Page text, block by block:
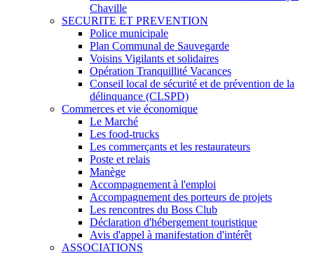
Chaville
SECURITE ET PREVENTION
Police municipale
Plan Communal de Sauvegarde
Voisins Vigilants et solidaires
Opération Tranquillité Vacances
Conseil local de sécurité et de prévention de la
délinquance (CLSPD)
Commerces et vie économique
Le Marché
Les food-trucks
Les commerçants et les restaurateurs
Poste et relais
Manège
Accompagnement à l'emploi
Accompagnement des porteurs de projets
Les rencontres du Boss Club
Déclaration d'hébergement touristique
Avis d'appel à manifestation d'intérêt
ASSOCIATIONS